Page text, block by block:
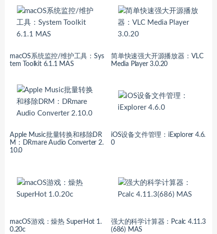
macOS系统监控/维护工具：Sys
tem Toolkit 6.1.1 MAS
简单快速强大开源播放器：VLC
Media Player 3.0.20
Apple Music批量转换和移除DR
M：DRmare Audio Converter 2.
10.0
iOS设备文件管理：iExplorer 4.6.
0
macOS游戏：燥热 SuperHot 1.
0.20c
强大的科学计算器：Pcalc 4.11.3
(686) MAS